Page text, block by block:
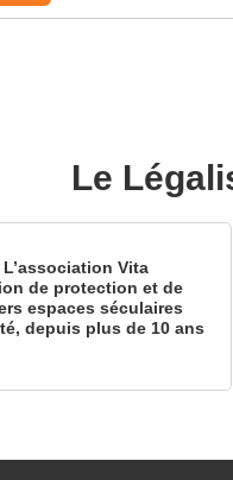
Le
Vita
de protection et de
espaces séculaires
depuis plus de 10 ans